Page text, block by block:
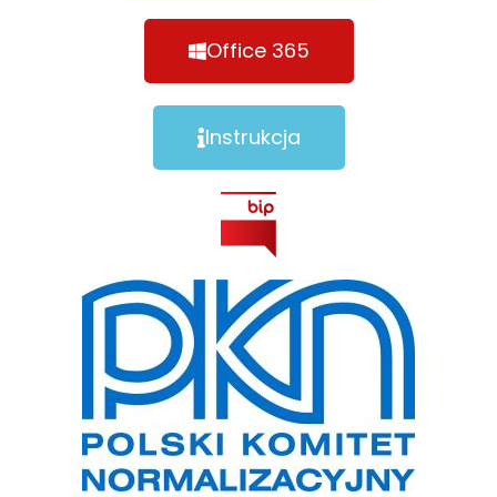
Office 365
Instrukcja